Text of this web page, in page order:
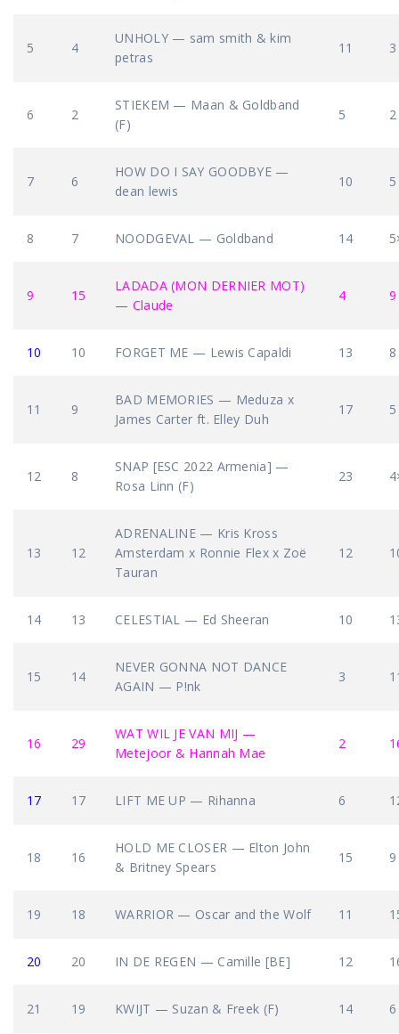
5 4
UNHOLY — sam smith & kim
petras
11 3
6 2
STIEKEM — Maan & Goldband
(F)
5 2
7 6
HOW DO I SAY GOODBYE —
dean lewis
10 5
8 7 NOODGEVAL — Goldband 14
9 15
LADADA (MON DERNIER MOT)
— Claude
4 9
10 10 FORGET ME — Lewis Capaldi 13 8
11 9
BAD MEMORIES — Meduza x
James Carter ft. Elley Duh
17 5
12 8
SNAP [ESC 2022 Armenia] —
Rosa Linn (F)
23
13 12
ADRENALINE — Kris Kross
Amsterdam x Ronnie Flex x Zoë
Tauran
12
14 13 CELESTIAL — Ed Sheeran 10
15 14
NEVER GONNA NOT DANCE
AGAIN — P!nk
3
16 29
WAT WIL JE VAN MIJ —
Metejoor & Hannah Mae
2
17 17 LIFT ME UP — Rihanna 6
18 16
HOLD ME CLOSER — Elton John
& Britney Spears
15 9
19 18 WARRIOR — Oscar and the Wolf 11
20 20 IN DE REGEN — Camille [BE] 12
21 19 KWIJT — Suzan & Freek (F) 14 6